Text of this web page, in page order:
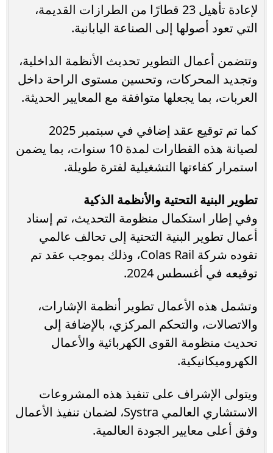
لإعادة تأهيل 23 قطارًا من الطرازات القديمة،
التي تعود أصولها إلى الصناعة اليابانية.
وتتضمن أعمال التطوير تحديث الأنظمة الداخلية،
وتجديد المحركات، وتحسين مستوى الراحة داخل
العربات، بما يجعلها متوافقة مع المعايير الحديثة.
كما تم توقيع عقد إضافي في سبتمبر 2025
لصيانة هذه القطارات لمدة 10 سنوات، بما يضمن
استمرار كفاءتها التشغيلية لفترة طويلة.
تطوير البنية التحتية والأنظمة الذكية
وفي إطار استكمال منظومة التحديث، تم إسناد
أعمال تطوير البنية التحتية إلى تحالف عالمي
تقوده شركة Colas Rail، وذلك بموجب عقد تم
توقيعه في أغسطس 2024.
وتشمل هذه الأعمال تطوير أنظمة الإشارات،
والاتصالات، والتحكم المركزي، بالإضافة إلى
تحديث منظومة القوى الكهربائية والأعمال
الكهروميكانيكية.
ويتولى الإشراف على تنفيذ هذه المشروعات
الاستشاري العالمي Systra، لضمان تنفيذ الأعمال
وفق أعلى معايير الجودة العالمية.